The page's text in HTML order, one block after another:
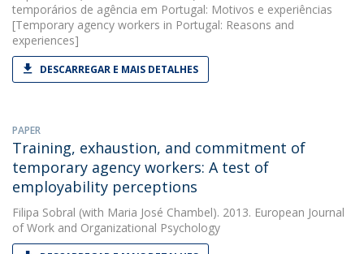
temporários de agência em Portugal: Motivos e experiências
[Temporary agency workers in Portugal: Reasons and
experiences]
DESCARREGAR E MAIS DETALHES
PAPER
Training, exhaustion, and commitment of
temporary agency workers: A test of
employability perceptions
Filipa Sobral (with Maria José Chambel). 2013. European Journal
of Work and Organizational Psychology